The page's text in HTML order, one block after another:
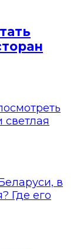
светлая
в
Где его